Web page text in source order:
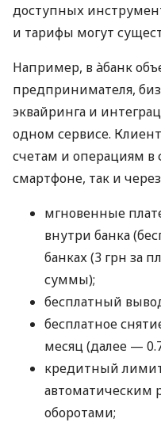
доступных
и тарифы могут
Например, в àбанк
предпринимателя,
эквайринга и
одном сервисе.
счетам и операциям в
смартфоне, так и
мгновенные
внутри банка
банках (3 грн за
суммы);
бесплатный
бесплатное
месяц (далее —
кредитный
автоматическим
оборотами;